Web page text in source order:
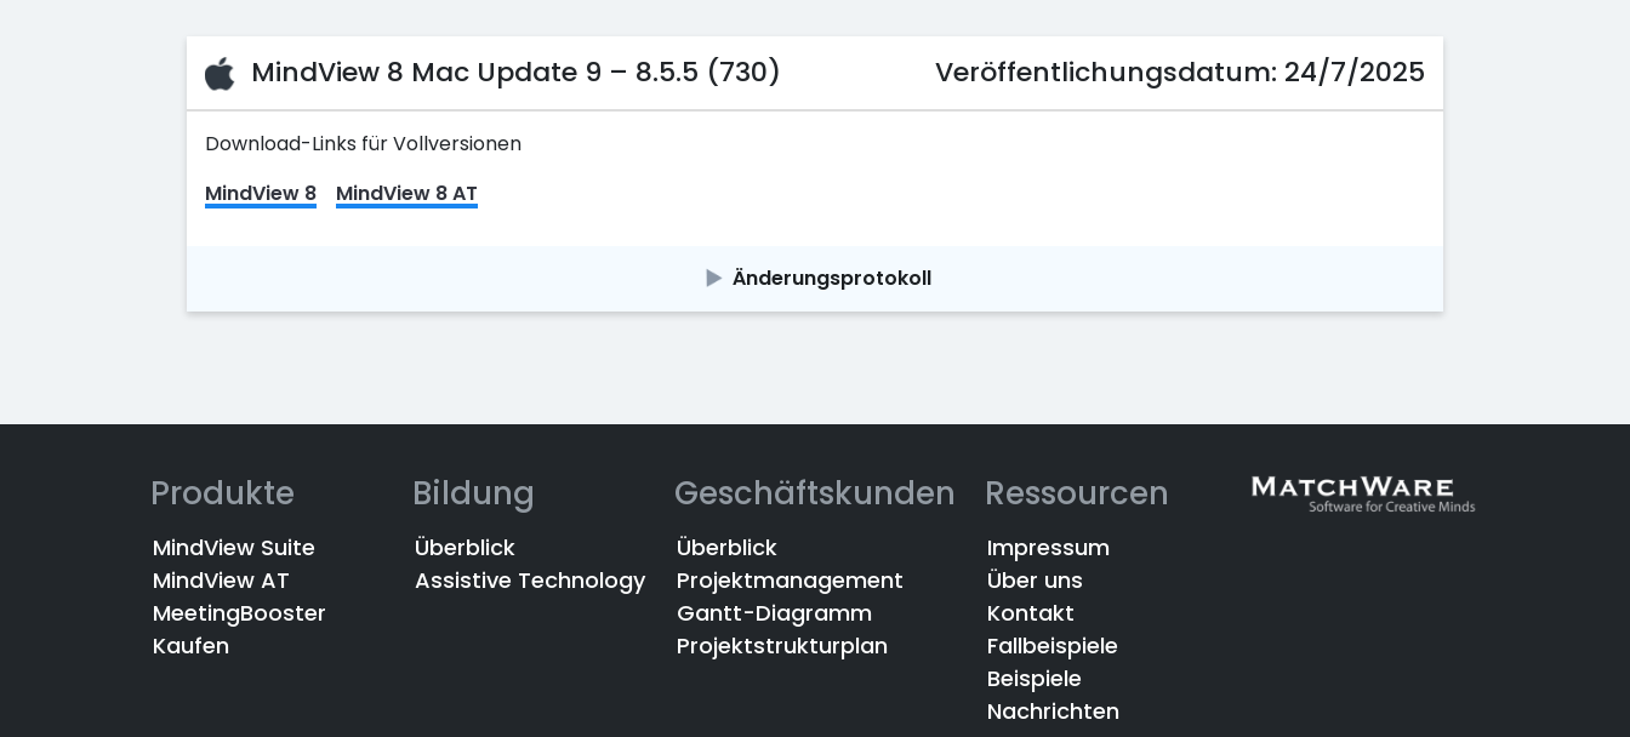
MindView 8 Mac Update 9 – 8.5.5 (730) Veröffentlichungsdatum: 24/7/2025
Download-Links für Vollversionen
MindView 8
MindView 8 AT
Änderungsprotokoll
Produkte
MindView Suite
MindView AT
MeetingBooster
Kaufen
Bildung
Überblick
Assistive Technology
Geschäftskunden
Überblick
Projektmanagement
Gantt-Diagramm
Projektstrukturplan
Ressourcen
Impressum
Über uns
Kontakt
Fallbeispiele
Beispiele
Nachrichten